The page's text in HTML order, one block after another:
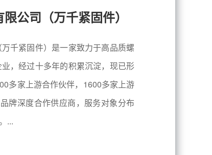
公司（万千紧固件）
千紧固件）是一家致力于高品质螺
，经过十多年的积累沉淀，现已形
多家上游合作伙伴，1600多家上游
牌深度合作供应商，服务对象分布
...